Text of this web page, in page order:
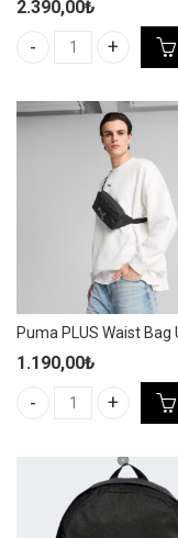
2.390,00₺
Puma PHASE Small
1.190,00₺
Puma PLUS Waist